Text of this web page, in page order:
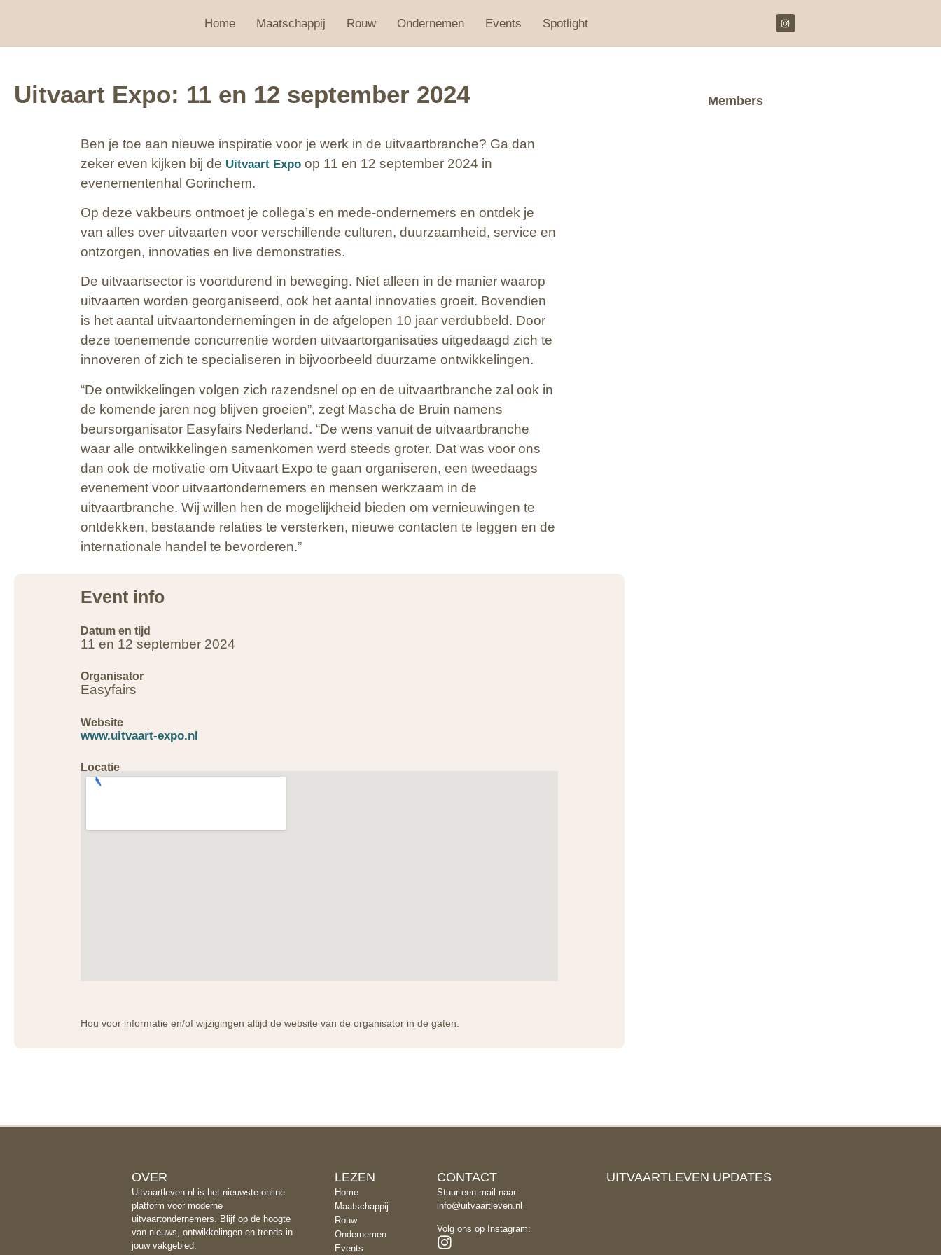
Home Maatschappij Rouw Ondernemen Events Spotlight
Uitvaart Expo: 11 en 12 september 2024
Ben je toe aan nieuwe inspiratie voor je werk in de uitvaartbranche? Ga dan
zeker even kijken bij de Uitvaart Expo op 11 en 12 september 2024 in
evenementenhal Gorinchem.
Op deze vakbeurs ontmoet je collega’s en mede-ondernemers en ontdek je
van alles over uitvaarten voor verschillende culturen, duurzaamheid, service en
ontzorgen, innovaties en live demonstraties.
De uitvaartsector is voortdurend in beweging. Niet alleen in de manier waarop
uitvaarten worden georganiseerd, ook het aantal innovaties groeit. Bovendien
is het aantal uitvaartondernemingen in de afgelopen 10 jaar verdubbeld. Door
deze toenemende concurrentie worden uitvaartorganisaties uitgedaagd zich te
innoveren of zich te specialiseren in bijvoorbeeld duurzame ontwikkelingen.
“De ontwikkelingen volgen zich razendsnel op en de uitvaartbranche zal ook in
de komende jaren nog blijven groeien”, zegt Mascha de Bruin namens
beursorganisator Easyfairs Nederland. “De wens vanuit de uitvaartbranche
waar alle ontwikkelingen samenkomen werd steeds groter. Dat was voor ons
dan ook de motivatie om Uitvaart Expo te gaan organiseren, een tweedaags
evenement voor uitvaartondernemers en mensen werkzaam in de
uitvaartbranche. Wij willen hen de mogelijkheid bieden om vernieuwingen te
ontdekken, bestaande relaties te versterken, nieuwe contacten te leggen en de
internationale handel te bevorderen.”
Event info
Datum en tijd
11 en 12 september 2024
Organisator
Easyfairs
Website
www.uitvaart-expo.nl
Locatie
Hou voor informatie en/of wijzigingen altijd de website van de organisator in de gaten.
Members
OVER
Uitvaartleven.nl is het nieuwste online
platform voor moderne
uitvaartondernemers. Blijf op de hoogte
van nieuws, ontwikkelingen en trends in
jouw vakgebied.
LEZEN
Home
Maatschappij
Rouw
Ondernemen
Events
CONTACT
Stuur een mail naar
info@uitvaartleven.nl
Volg ons op Instagram:
UITVAARTLEVEN UPDATES